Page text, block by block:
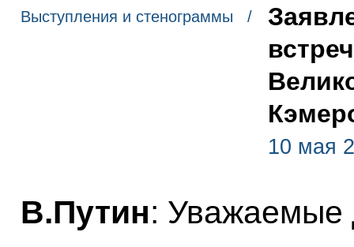
Выступления и стенограммы /
10 мая
В.Путин: Уважаемые